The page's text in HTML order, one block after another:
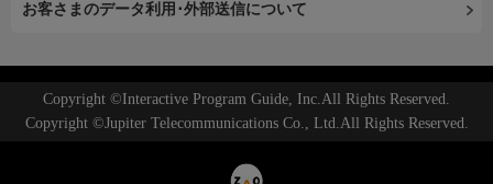
お客さまのデータ利用･外部送信について
Copyright ©Interactive Program Guide, Inc.All Rights Reserved.
Copyright ©Jupiter Telecommunications Co., Ltd.All Rights Reserved.